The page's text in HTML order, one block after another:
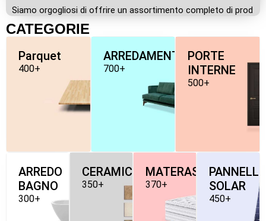
Siamo orgogliosi di offrire un assortimento completo di prod
CATEGORIE
Parquet
400+
ARREDAMENTO
700+
PORTE
INTERNE
500+
ARREDO
BAGNO
300+
CERAMICHE
350+
MATERASSI
370+
PANNELLI-
SOLAR
450+